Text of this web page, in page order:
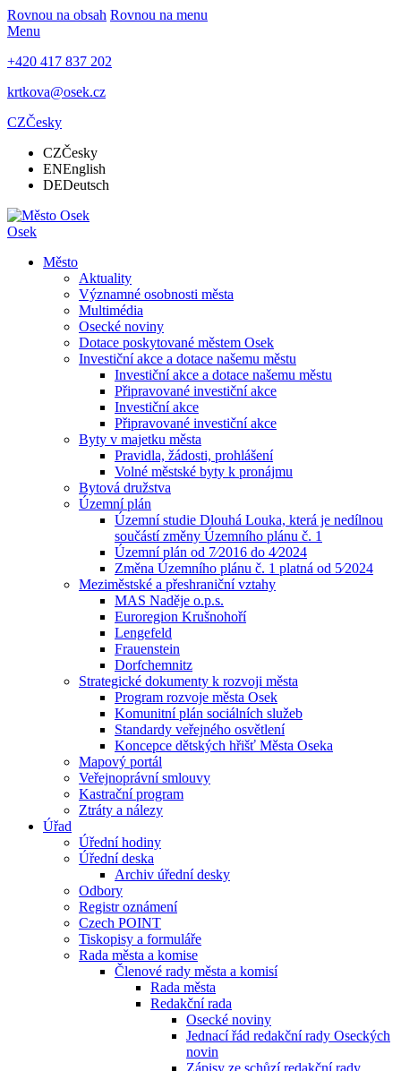
Rovnou na obsah Rovnou na menu
Menu
+420 417 837 202
krtkova@osek.cz
CZČesky
CZČesky
ENEnglish
DEDeutsch
Osek
Město
Aktuality
Významné osobnosti města
Multimédia
Osecké noviny
Dotace poskytované městem Osek
Investiční akce a dotace našemu městu
Investiční akce a dotace našemu městu
Připravované investiční akce
Investiční akce
Připravované investiční akce
Byty v majetku města
Pravidla, žádosti, prohlášení
Volné městské byty k pronájmu
Bytová družstva
Územní plán
Územní studie Dlouhá Louka, která je nedílnou
součástí změny Územního plánu č. 1
Územní plán od 7⁄2016 do 4⁄2024
Změna Územního plánu č. 1 platná od 5⁄2024
Meziměstské a přeshraniční vztahy
MAS Naděje o.p.s.
Euroregion Krušnohoří
Lengefeld
Frauenstein
Dorfchemnitz
Strategické dokumenty k rozvoji města
Program rozvoje města Osek
Komunitní plán sociálních služeb
Standardy veřejného osvětlení
Koncepce dětských hřišť Města Oseka
Mapový portál
Veřejnoprávní smlouvy
Kastrační program
Ztráty a nálezy
Úřad
Úřední hodiny
Úřední deska
Archiv úřední desky
Odbory
Registr oznámení
Czech POINT
Tiskopisy a formuláře
Rada města a komise
Členové rady města a komisí
Rada města
Redakční rada
Osecké noviny
Jednací řád redakční rady Oseckých
novin
Zápisy ze schůzí redakční rady